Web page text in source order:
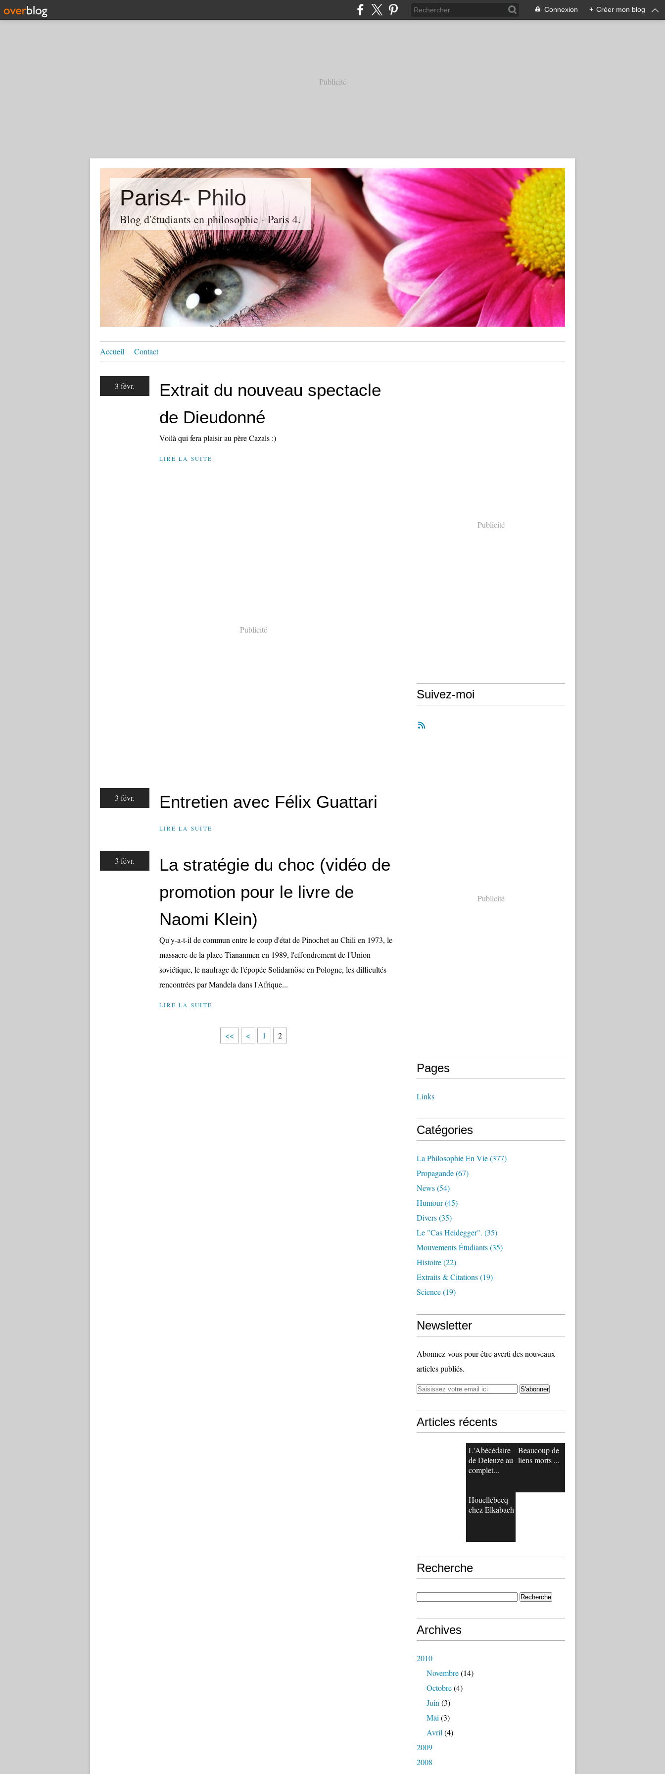
Connexion + Créer mon blog
Publicité
Paris4- Philo
Blog d'étudiants en philosophie - Paris 4.
Accueil Contact
3 févr.
Extrait du nouveau spectacle
de Dieudonné
Voilà qui fera plaisir au père Cazals :)
LIRE LA SUITE
Publicité
3 févr. Entretien avec Félix Guattari
LIRE LA SUITE
3 févr.
La stratégie du choc (vidéo de
promotion pour le livre de
Naomi Klein)
Qu'y-a-t-il de commun entre le coup d'état de Pinochet au Chili en 1973, le
massacre de la place Tiananmen en 1989, l'effondrement de l'Union
soviétique, le naufrage de l'épopée Solidarnösc en Pologne, les difficultés
rencontrées par Mandela dans l'Afrique...
LIRE LA SUITE
<< < 1 2
Publicité
Suivez-moi
Publicité
Pages
Links
Catégories
La Philosophie En Vie(377)
Propagande(67)
News(54)
Humour(45)
Divers(35)
Le "cas Heidegger". (35)
Mouvements Étudiants(35)
Histoire(22)
Extraits & Citations(19)
Science(19)
Newsletter
Abonnez-vous pour être averti des nouveaux
articles publiés.
Articles récents
L'Abécédaire
de Deleuze au
complet...
Beaucoup de
liens morts ...
Houellebecq
chez Elkabach
Recherche
Archives
2010
Novembre(14)
Octobre(4)
Juin (3)
Mai (3)
Avril (4)
2009
2008